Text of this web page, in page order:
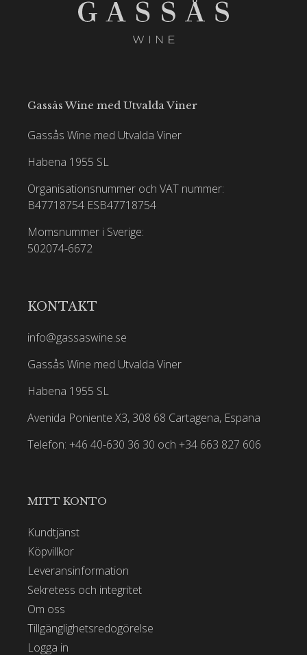
Gassås Wine med Utvalda Viner
Gassås Wine med Utvalda Viner
Habena 1955 SL
Organisationsnummer och VAT nummer:
B47718754 ESB47718754
Momsnummer i Sverige:
502074-6672
KONTAKT
info@gassaswine.se
Gassås Wine med Utvalda Viner
Habena 1955 SL
Avenida Poniente X3, 308 68 Cartagena, Espana
Telefon: +46 40-630 36 30 och +34 663 827 606
MITT KONTO
Kundtjänst
Köpvillkor
Leveransinformation
Sekretess och integritet
Om oss
Tillgänglighetsredogörelse
Logga in